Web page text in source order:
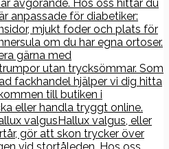
avgörande. Hos oss hittar du
anpassade för diabetiker:
mjukt foder och plats för
om du har egna ortoser.
gärna med
utan trycksömmar. Som
fackhandel hjälper vi dig hitta
till butiken i
eller handla tryggt online.
valgusHallux valgus, eller
gör att skon trycker över